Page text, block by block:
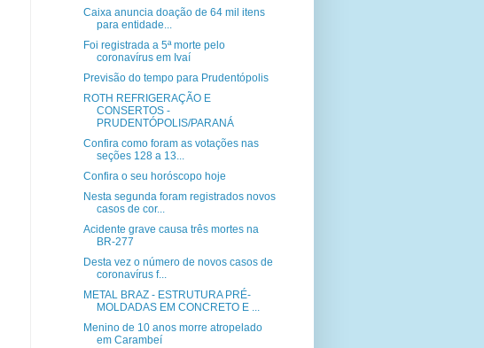
Caixa anuncia doação de 64 mil itens
para entidade...
Foi registrada a 5ª morte pelo
coronavírus em Ivaí
Previsão do tempo para Prudentópolis
ROTH REFRIGERAÇÃO E
CONSERTOS -
PRUDENTÓPOLIS/PARANÁ
Confira como foram as votações nas
seções 128 a 13...
Confira o seu horóscopo hoje
Nesta segunda foram registrados novos
casos de cor...
Acidente grave causa três mortes na
BR-277
Desta vez o número de novos casos de
coronavírus f...
METAL BRAZ - ESTRUTURA PRÉ-
MOLDADAS EM CONCRETO E ...
Menino de 10 anos morre atropelado
em Carambeí